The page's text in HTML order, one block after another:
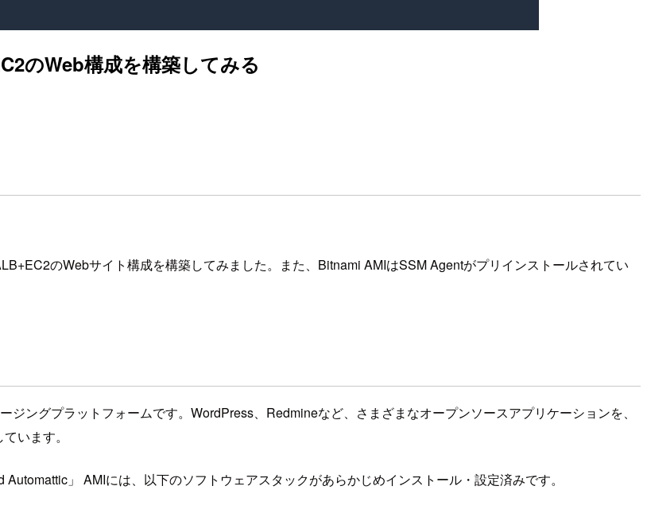
のWeb構成を構築してみる
のWebサイト構成を構築してみました。また、Bitnami AMIはSSM Agentがプリインストールされてい
ングプラットフォームです。WordPress、Redmineなど、さまざまなオープンソースアプリケーションを、
います。
」 AMIには、以下のソフトウェアスタックがあらかじめインストール・設定済みです。